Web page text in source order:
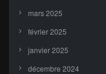
mars 2025
février 2025
janvier 2025
décembre 2024